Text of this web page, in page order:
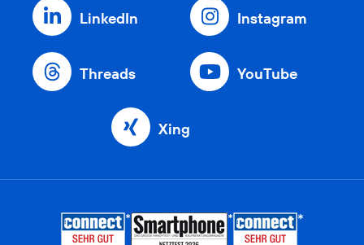
LinkedIn Instagram
Threads YouTube
Xing